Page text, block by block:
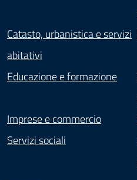
Catasto, urbanistica e servizi
abitativi
Educazione e formazione
Imprese e commercio
Servizi sociali